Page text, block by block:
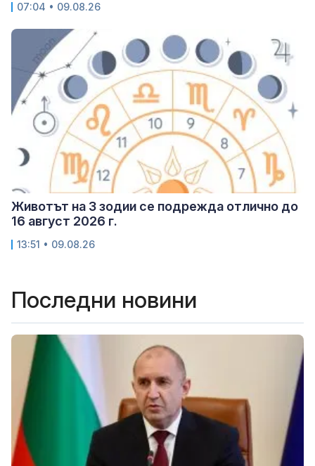
07:04 • 09.08.26
Животът на 3 зодии се подрежда отлично до
16 август 2026 г.
13:51 • 09.08.26
Последни новини